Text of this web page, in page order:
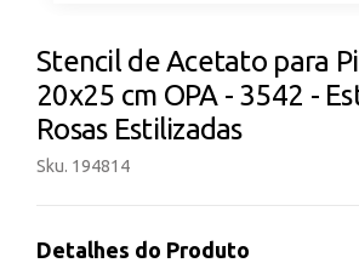
Stencil de Acetato para
20x25 cm OPA - 3542 -
Rosas Estilizadas
Sku. 194814
Detalhes do Produto